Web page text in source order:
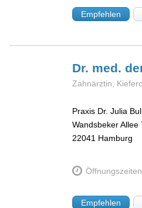
Empfehlen
Dr. med.
Zahnärztin,
Praxis Dr. Julia
Wandsbeker Allee
22041 Hamburg
Öffnungszeiten
Empfehlen